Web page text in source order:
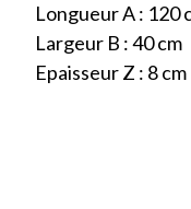
Longueur A : 120
Largeur B : 40 cm
Epaisseur Z : 8 cm